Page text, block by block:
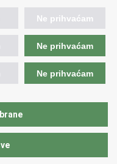
geodezije
Ne prihvaćam
Ne prihvaćam
Ne prihvaćam